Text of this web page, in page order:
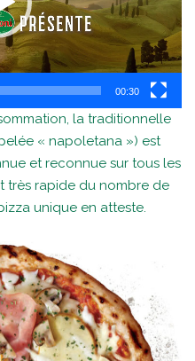
00:30
la traditionnelle
« napoletana ») est
et reconnue sur tous les
très rapide du nombre de
unique en atteste.